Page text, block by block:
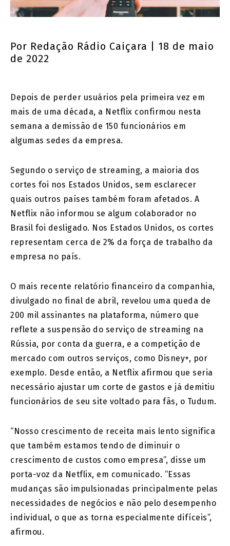
Por Redação Rádio Caiçara | 18 de maio
de 2022
Depois de perder usuários pela primeira vez em
mais de uma década, a Netflix confirmou nesta
semana a demissão de 150 funcionários em
algumas sedes da empresa.
Segundo o serviço de streaming, a maioria dos
cortes foi nos Estados Unidos, sem esclarecer
quais outros países também foram afetados. A
Netflix não informou se algum colaborador no
Brasil foi desligado. Nos Estados Unidos, os cortes
representam cerca de 2% da força de trabalho da
empresa no país.
O mais recente relatório financeiro da companhia,
divulgado no final de abril, revelou uma queda de
200 mil assinantes na plataforma, número que
reflete a suspensão do serviço de streaming na
Rússia, por conta da guerra, e a competição de
mercado com outros serviços, como Disney+, por
exemplo. Desde então, a Netflix afirmou que seria
necessário ajustar um corte de gastos e já demitiu
funcionários de seu site voltado para fãs, o Tudum.
“Nosso crescimento de receita mais lento significa
que também estamos tendo de diminuir o
crescimento de custos como empresa”, disse um
porta-voz da Netflix, em comunicado. “Essas
mudanças são impulsionadas principalmente pelas
necessidades de negócios e não pelo desempenho
individual, o que as torna especialmente difíceis”,
afirmou.